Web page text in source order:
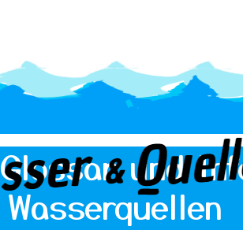
und
Wasserquellen